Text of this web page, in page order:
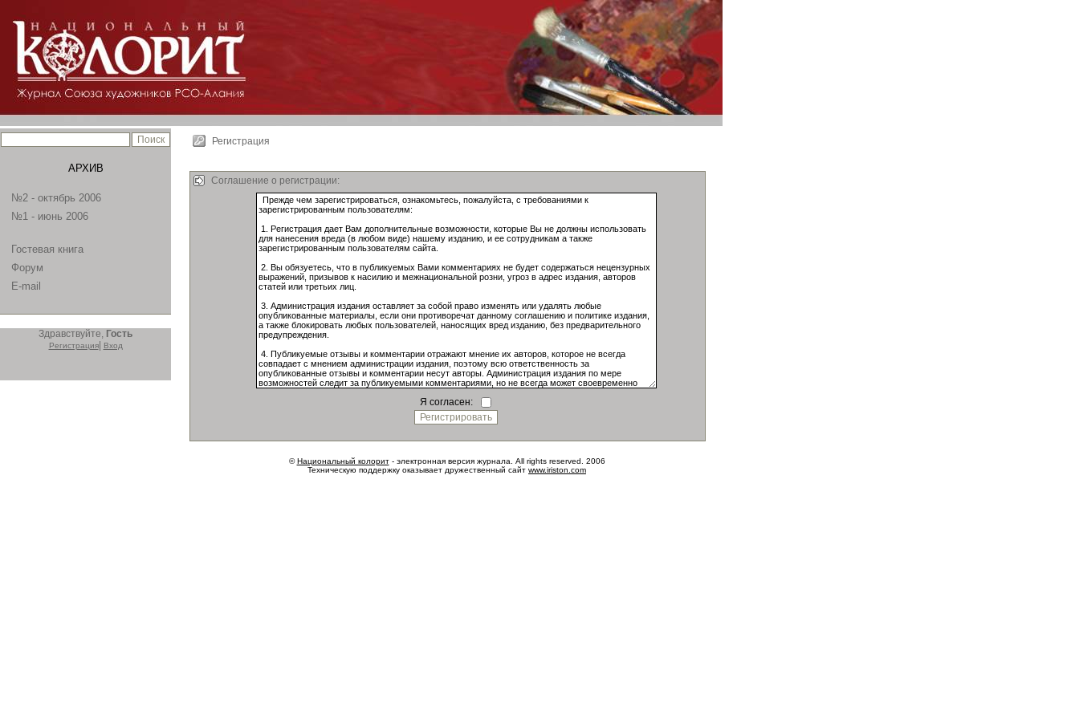
АРХИВ
№2 - октябрь 2006
№1 - июнь 2006
Гостевая книга
Форум
E-mail
Здравствуйте, Гость
Регистрация| Вход
Регистрация
Соглашение о регистрации:
Я согласен:
©Национальный колорит- электронная версия журнала. All rights reserved. 2006
Техническую поддержку оказывает дружественный сайт www.iriston.com